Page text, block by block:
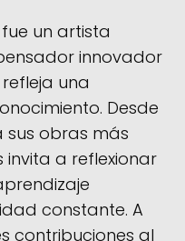
un artista
innovador
una
Desde
sus obras más
invita a reflexionar
constante. A
contribuciones al